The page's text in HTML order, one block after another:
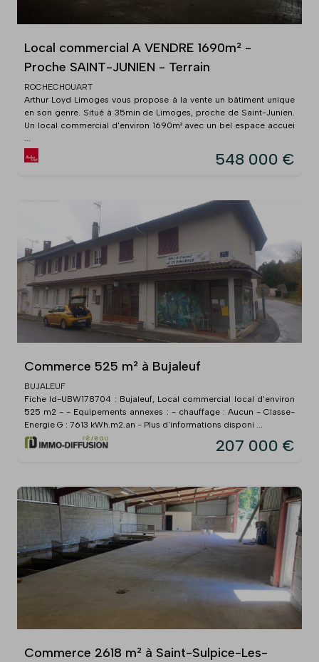
Local commercial A VENDRE 1690m² -
Proche SAINT-JUNIEN - Terrain
ROCHECHOUART
Arthur Loyd Limoges vous propose à la vente un bâtiment unique
en son genre. Situé à 35min de Limoges, proche de Saint-Junien.
Un local commercial d'environ 1690m² avec un bel espace accuei
...
548 000 €
Commerce 525 m² à Bujaleuf
BUJALEUF
Fiche Id-UBW178704 : Bujaleuf, Local commercial local d'environ
525 m2 - - Equipements annexes : - chauffage : Aucun - Classe-
Energie G : 7613 kWh.m2.an - Plus d'informations disponi ...
207 000 €
Commerce 2618 m² à Saint-Sulpice-Les-